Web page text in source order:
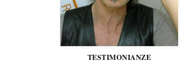
TESTIMONIANZE